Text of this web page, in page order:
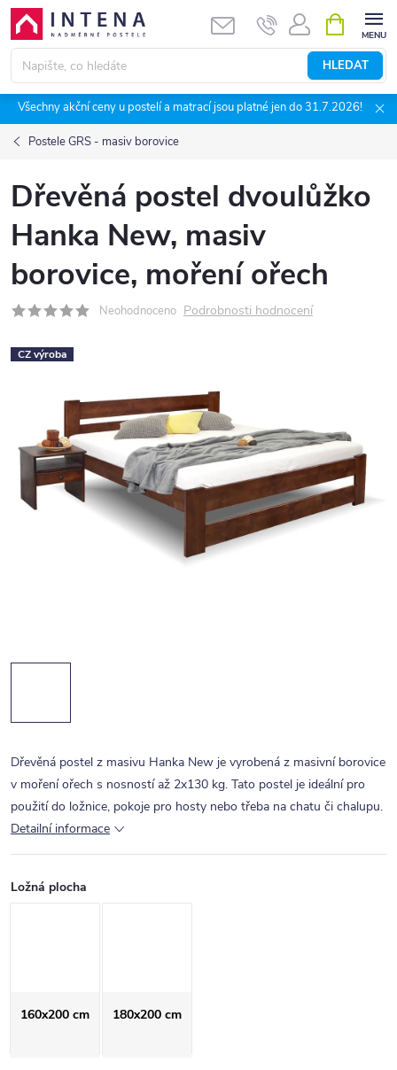
Přejít
obsah
HLEDAT
NÁKUPNÍ
KOŠÍK
Všechny akční ceny u postelí a matrací jsou platné jen do 31.7.2026!
Postele GRS - masiv borovice
Dřevěná postel dvoulůžko
Hanka New, masiv
borovice, moření ořech
Neohodnoceno Podrobnosti hodnocení
CZ výroba
Dřevěná postel z masivu Hanka New je vyrobená z masivní borovice
v moření ořech s nosností až 2x130 kg. Tato postel je ideální pro
použití do ložnice, pokoje pro hosty nebo třeba na chatu či chalupu.
Detailní informace
Ložná plocha
160x200 cm 180x200 cm